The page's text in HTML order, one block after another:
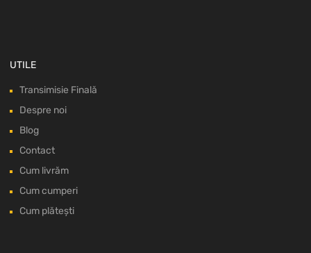
UTILE
Transimisie Finală
Despre noi
Blog
Contact
Cum livrăm
Cum cumperi
Cum plătești